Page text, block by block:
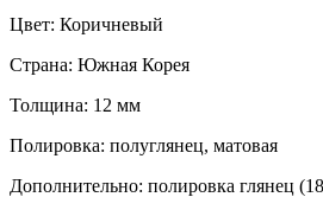
Цвет: Коричневый
Страна: Южная Корея
Толщина: 12 мм
Полировка: полуглянец, матовая
Дополнительно: полировка глянец